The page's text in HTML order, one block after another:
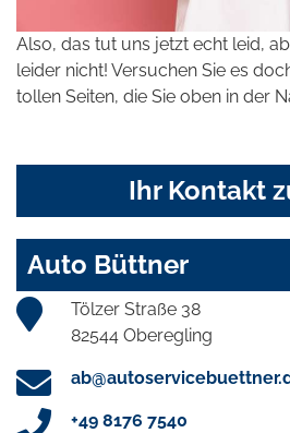
Also, das tut uns jetzt echt leid,
leider nicht! Versuchen Sie es
tollen Seiten, die Sie oben in der
Ihr Kontakt
Auto Büttner
Tölzer Straße 38
82544 Oberegling
+49 8176 7540